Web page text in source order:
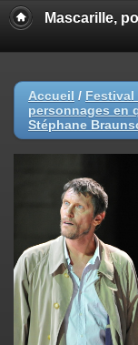
Mascarille,
Accueil / Festival
personnages en
Stéphane